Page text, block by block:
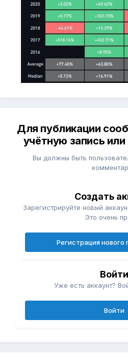
Для публикации
учётную запись
Вы должны быть
Создать
Зарегистрируйте новый
Это очень
Регистрация нового
Войти
Уже есть аккаунт?
Войти